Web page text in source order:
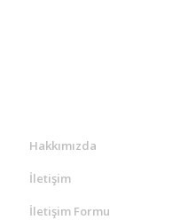
Hakkımızda
İletişim
İletişim Formu